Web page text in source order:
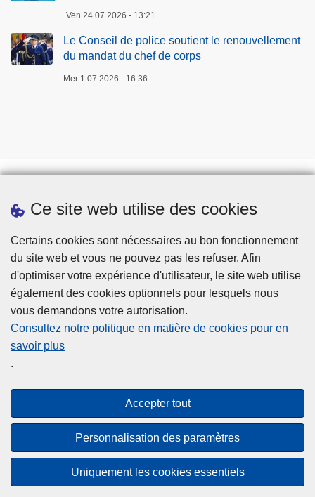
Ce site web utilise des cookies
Certains cookies sont nécessaires au bon fonctionnement
du site web et vous ne pouvez pas les refuser. Afin
d'optimiser votre expérience d'utilisateur, le site web utilise
également des cookies optionnels pour lesquels nous
vous demandons votre autorisation.
Consultez notre politique en matière de cookies pour en
savoir plus
.
Accepter tout
Personnalisation des paramètres
Uniquement les cookies essentiels
Ven 24.07.2026 - 13:21
Le Conseil de police soutient le renouvellement
du mandat du chef de corps
Mer 1.07.2026 - 16:36
Téléchargements
Presse
Accessibilité
© 2026 Police.be